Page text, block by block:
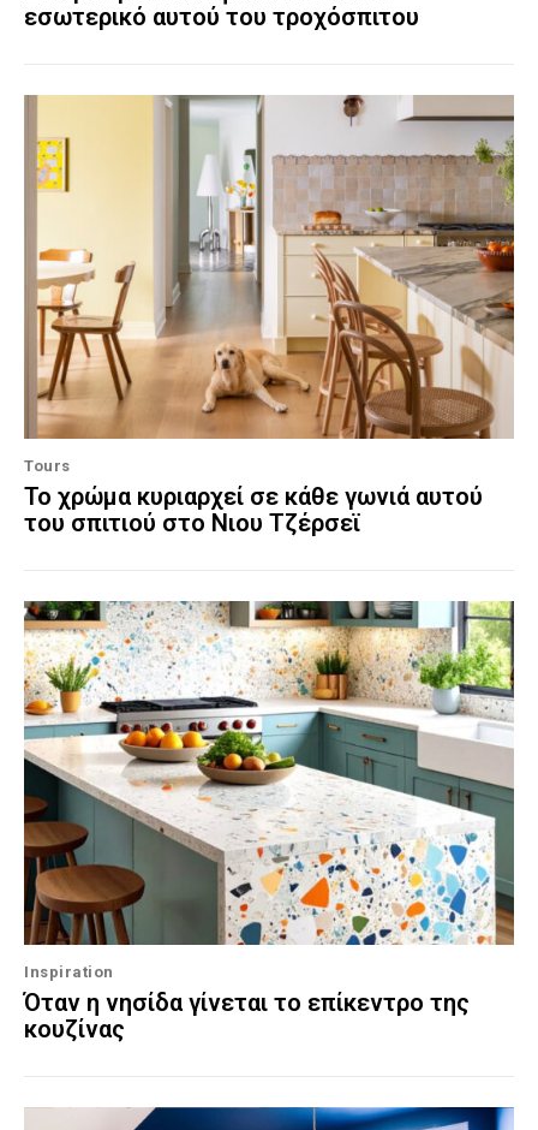
εσωτερικό αυτού του τροχόσπιτου
Tours
Το χρώμα κυριαρχεί σε κάθε γωνιά αυτού
του σπιτιού στο Νιου Τζέρσεϊ
Inspiration
Όταν η νησίδα γίνεται το επίκεντρο της
κουζίνας